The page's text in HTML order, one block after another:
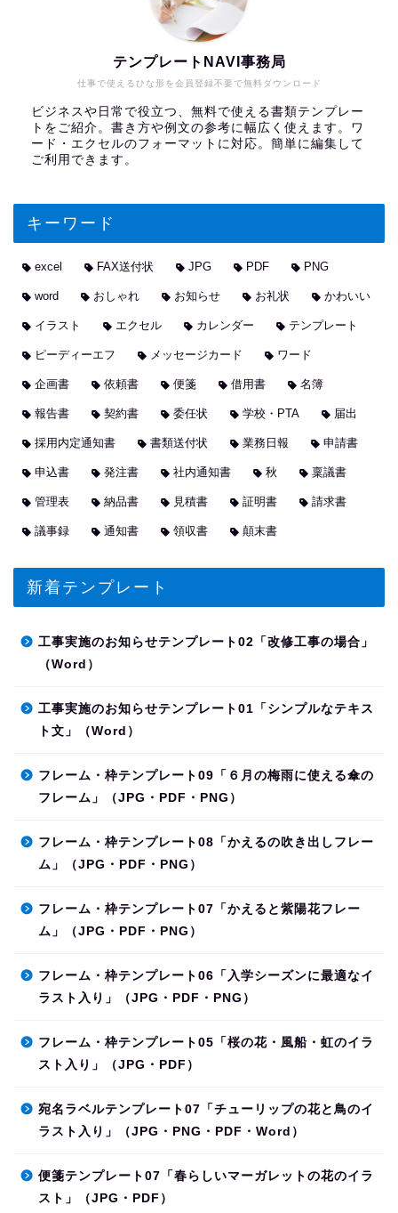
仕事で使えるひな形を会員登録不要で無料ダウンロード
テンプレートNAVI事務局
ビジネスや日常で役立つ、無料で使える書類テンプレー
トをご紹介。書き方や例文の参考に幅広く使えます。ワ
ード・エクセルのフォーマットに対応。簡単に編集して
ご利用できます。
キーワード
excel FAX送付状 JPG PDF PNG
word おしゃれ お知らせ お礼状 かわいい
イラスト エクセル カレンダー テンプレート
ピーディーエフ メッセージカード ワード
企画書 依頼書 便箋 借用書 名簿
報告書 契約書 委任状 学校・PTA 届出
採用内定通知書 書類送付状 業務日報 申請書
申込書 発注書 社内通知書 秋 稟議書
管理表 納品書 見積書 証明書 請求書
議事録 通知書 領収書 顛末書
新着テンプレート
工事実施のお知らせテンプレート02「改修工事の場合」
（Word）
工事実施のお知らせテンプレート01「シンプルなテキス
ト文」（Word）
フレーム・枠テンプレート09「６月の梅雨に使える傘の
フレーム」（JPG・PDF・PNG）
フレーム・枠テンプレート08「かえるの吹き出しフレー
ム」（JPG・PDF・PNG）
フレーム・枠テンプレート07「かえると紫陽花フレー
ム」（JPG・PDF・PNG）
フレーム・枠テンプレート06「入学シーズンに最適なイ
ラスト入り」（JPG・PDF・PNG）
フレーム・枠テンプレート05「桜の花・風船・虹のイラ
スト入り」（JPG・PDF）
宛名ラベルテンプレート07「チューリップの花と鳥のイ
ラスト入り」（JPG・PNG・PDF・Word）
便箋テンプレート07「春らしいマーガレットの花のイラ
スト」（JPG・PDF）